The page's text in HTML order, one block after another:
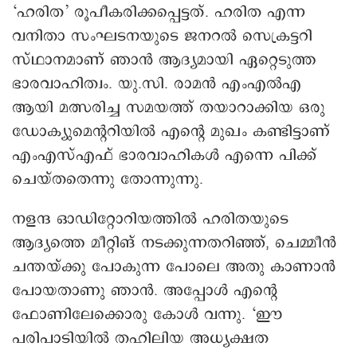
‘ഹരിത’ രൂപീകരിക്കപ്പെട്ടത്. ഹരിത എന്ന
വനിതാ സംഘടനയുടെ ജനറല്‍ സെക്രട്ടറി
സ്ഥാനമാണ് ഞാൻ ആദ്യമായി ഏറ്റെടുത്ത
ഭാരവാഹിത്വം. യു.സി. രാമന്‍ എംഎല്‍എ
ആയി മത്സരിച്ച സമയത്ത് തയാറാക്കിയ ഒരു
ഡോക്യുമെന്ററിയില്‍ എന്റെ മുഖം കണ്ടിട്ടാണ്
എംഎസ്എഫ് ഭാരവാഹികള്‍ എന്നെ പിക്ക്
ചെയ്തതെന്നു തോന്നുന്നു.
നളന്ദ ഓഡിറ്റോറിയത്തില്‍ ഹരിതയുടെ
ആദ്യത്തെ മീറ്റിങ് നടക്കുന്നതറിഞ്ഞ്, ചെമ്മീന്‍
ചന്തയ്ക്കു പോകുന്ന പോലെ അതു കാണാന്‍
പോയതാണു ഞാന്‍. അപ്പോള്‍ എന്റെ
ഫോണിലേക്കൊരു കോള്‍ വന്നു. ‘ഈ
പരിപാടിയില്‍ തഹിലിയ അധ്യക്ഷത